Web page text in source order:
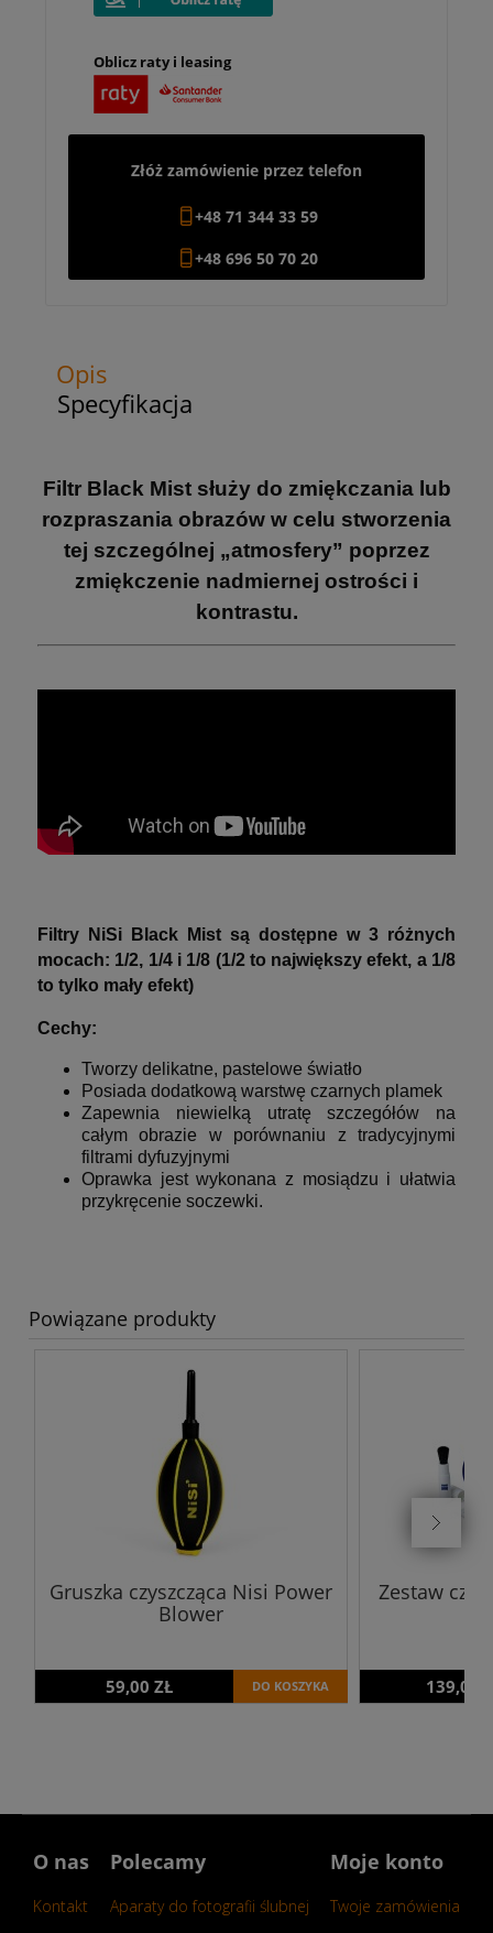
Oblicz raty i leasing
Złóż zamówienie przez telefon
+48 71 344 33 59
+48 696 50 70 20
Opis
Specyfikacja
Filtr Black Mist służy do zmiękczania lub
rozpraszania obrazów w celu stworzenia
tej szczególnej „atmosfery” poprzez
zmiękczenie nadmiernej ostrości i
kontrastu.
Filtry NiSi Black Mist są dostępne w 3 różnych
mocach: 1/2, 1/4 i 1/8 (1/2 to największy efekt, a 1/8
to tylko mały efekt)
Cechy:
Tworzy delikatne, pastelowe światło
Posiada dodatkową warstwę czarnych plamek
Zapewnia niewielką utratę szczegółów na
całym obrazie w porównaniu z tradycyjnymi
filtrami dyfuzyjnymi
Oprawka jest wykonana z mosiądzu i ułatwia
przykręcenie soczewki.
Powiązane produkty
Gruszka czyszcząca Nisi Power
Blower
59,00 ZŁ DO KOSZYKA
Zestaw
139,00
O nas
Kontakt
Polecamy
Aparaty do fotografii ślubnej
Moje konto
Twoje zamówienia